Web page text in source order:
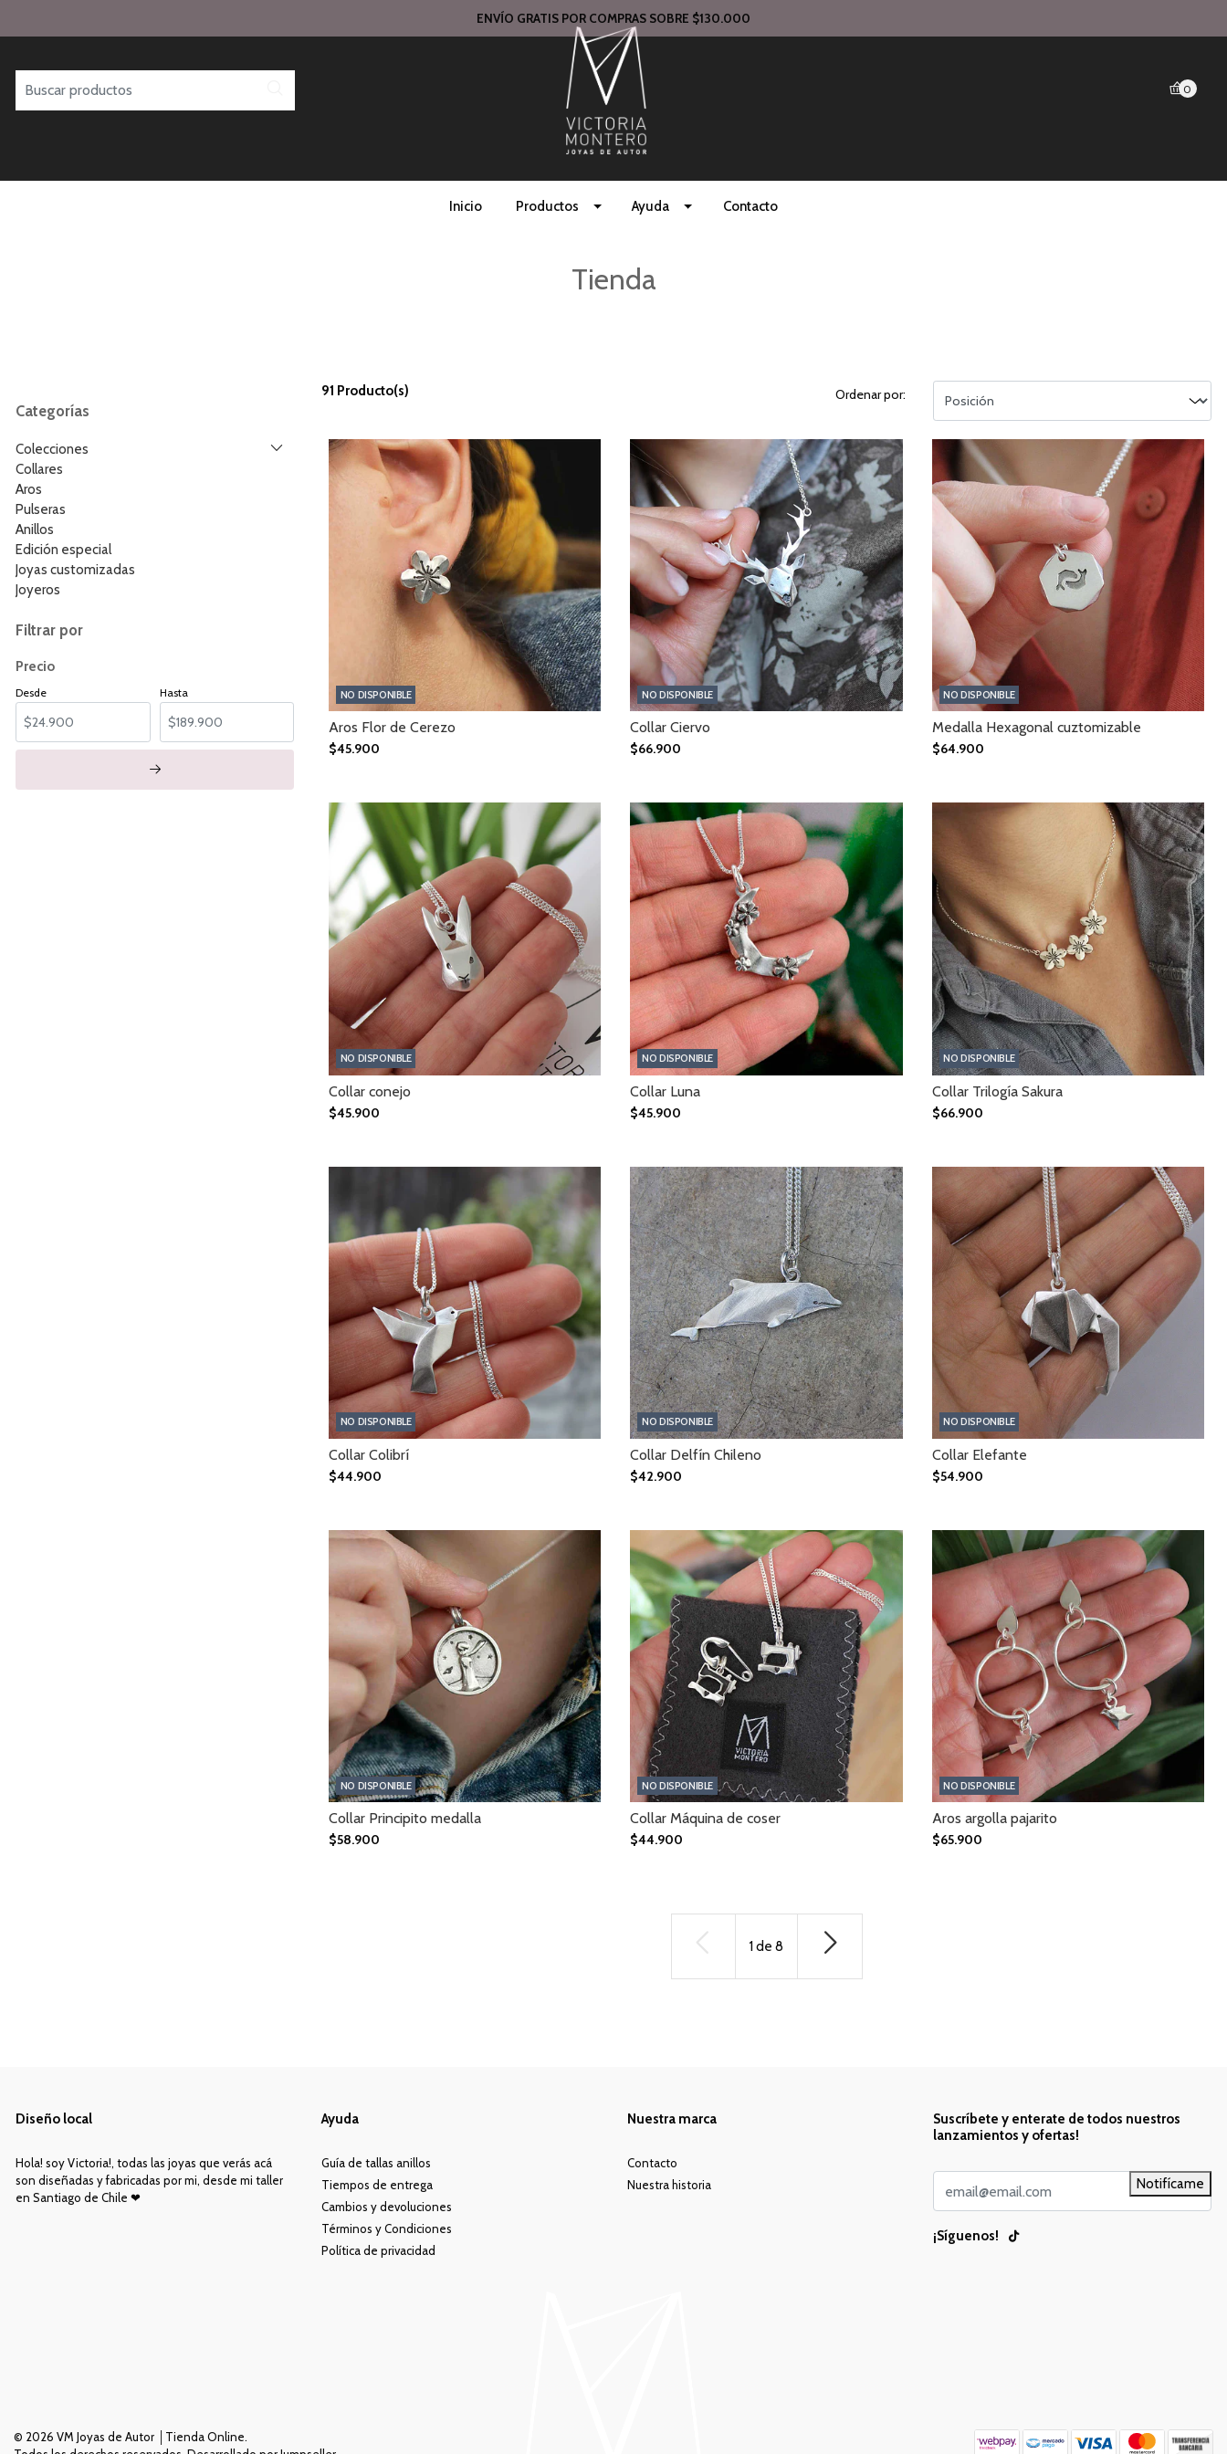
ENVÍO GRATIS POR COMPRAS SOBRE $130.000
0
Inicio Productos Ayuda Contacto
Tienda
Categorías
Colecciones
Collares
Aros
Pulseras
Anillos
Edición especial
Joyas customizadas
Joyeros
Filtrar por
Precio
Desde Hasta
91 Producto(s) Ordenar por:
NO DISPONIBLE
Aros Flor de Cerezo
$45.900
NO DISPONIBLE
Collar Ciervo
$66.900
NO DISPONIBLE
Medalla Hexagonal cuztomizable
$64.900
NO DISPONIBLE
Collar conejo
$45.900
NO DISPONIBLE
Collar Luna
$45.900
NO DISPONIBLE
Collar Trilogía Sakura
$66.900
NO DISPONIBLE
Collar Colibrí
$44.900
NO DISPONIBLE
Collar Delfín Chileno
$42.900
NO DISPONIBLE
Collar Elefante
$54.900
NO DISPONIBLE
Collar Principito medalla
$58.900
NO DISPONIBLE
Collar Máquina de coser
$44.900
NO DISPONIBLE
Aros argolla pajarito
$65.900
1 de 8
Diseño local
Hola! soy Victoria!, todas las joyas que verás acá
son diseñadas y fabricadas por mi, desde mi taller
en Santiago de Chile ❤︎
Ayuda
Guía de tallas anillos
Tiempos de entrega
Cambios y devoluciones
Términos y Condiciones
Política de privacidad
Nuestra marca
Contacto
Nuestra historia
Suscríbete y enterate de todos nuestros
lanzamientos y ofertas!
Notifícame
¡Síguenos!
© 2026 VM Joyas de Autor │Tienda Online.